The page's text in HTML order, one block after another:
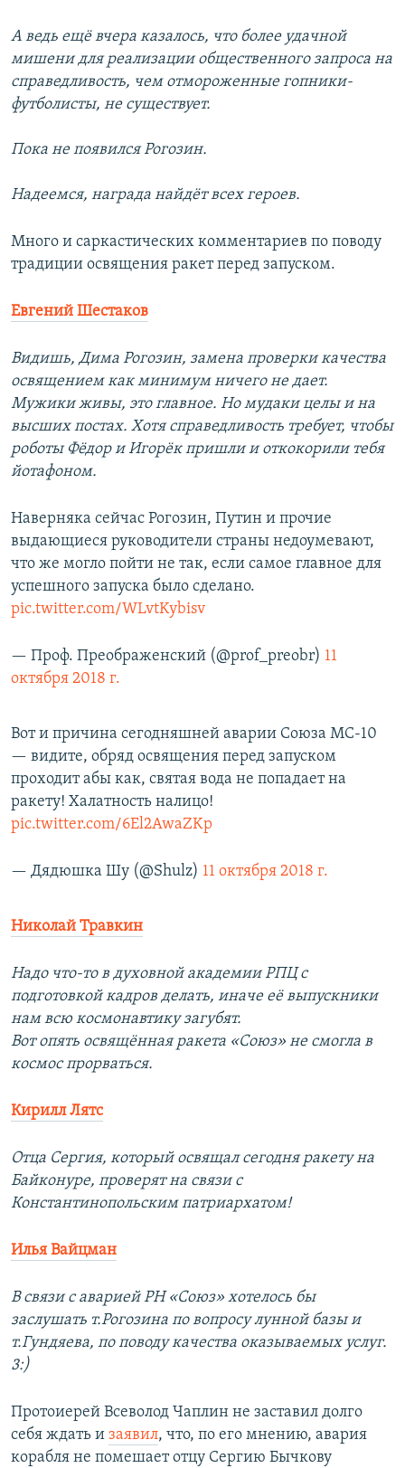
А ведь ещё вчера казалось, что более удачной
мишени для реализации общественного запроса на
справедливость, чем отмороженные гопники-
футболисты, не существует.
Пока не появился Рогозин.
Надеемся, награда найдёт всех героев.
Много и саркастических комментариев по поводу
традиции освящения ракет перед запуском.
Евгений Шестаков
Видишь, Дима Рогозин, замена проверки качества
освящением как минимум ничего не дает.
Мужики живы, это главное. Но мудаки целы и на
высших постах. Хотя справедливость требует, чтобы
роботы Фёдор и Игорёк пришли и откокорили тебя
йотафоном.
Наверняка сейчас Рогозин, Путин и прочие
выдающиеся руководители страны недоумевают,
что же могло пойти не так, если самое главное для
успешного запуска было сделано.
pic.twitter.com/WLvtKybisv
— Проф. Преображенский (@prof_preobr) 11
октября 2018 г.
Вот и причина сегодняшней аварии Союза МС-10
— видите, обряд освящения перед запуском
проходит абы как, святая вода не попадает на
ракету! Халатность налицо!
pic.twitter.com/6El2AwaZKp
— Дядюшка Шу (@Shulz) 11 октября 2018 г.
Николай Травкин
Надо что-то в духовной академии РПЦ с
подготовкой кадров делать, иначе её выпускники
нам всю космонавтику загубят.
Вот опять освящённая ракета «Союз» не смогла в
космос прорваться.
Кирилл Лятс
Отца Сергия, который освящал сегодня ракету на
Байконуре, проверят на связи с
Константинопольским патриархатом!
Илья Вайцман
В связи с аварией РН «Союз» хотелось бы
заслушать т.Рогозина по вопросу лунной базы и
т.Гундяева, по поводу качества оказываемых услуг.
3:)
Протоиерей Всеволод Чаплин не заставил долго
себя ждать и заявил, что, по его мнению, авария
корабля не помешает отцу Сергию Бычкову